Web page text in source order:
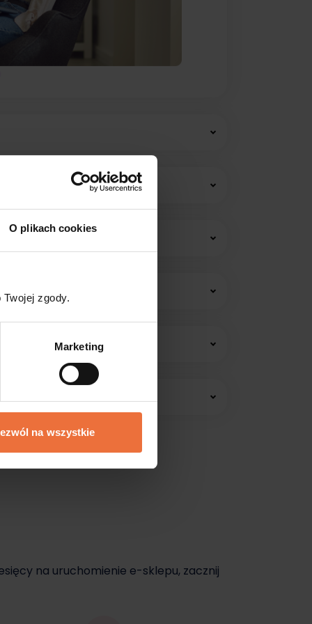
O plikach cookies
zgody.
Marketing
na wszystkie
jeszcze dziś.
na uruchomienie e-sklepu, zacznij